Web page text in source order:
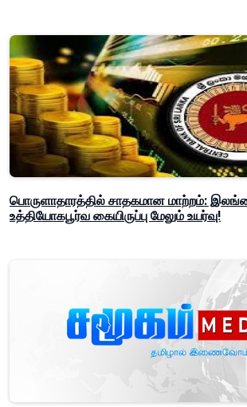
பொருளாதாரத்தில் சாதகமான மாற்றம்:
உத்தியோகபூர்வ கையிருப்பு மேலும் உயர்வு!